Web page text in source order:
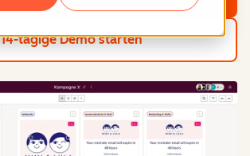
14-tägige Demo starten